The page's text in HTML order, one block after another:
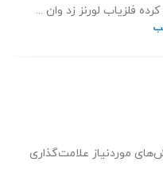
موردنیاز علامت‌گذاری